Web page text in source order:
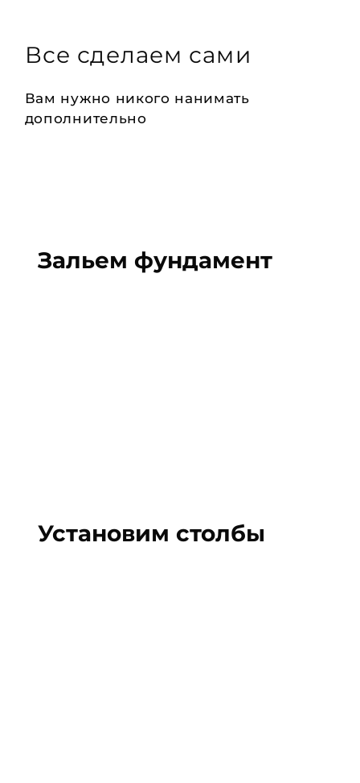
Все сделаем сами
Вам нужно никого нанимать
дополнительно
Зальем фундамент
Установим столбы